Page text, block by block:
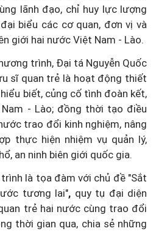
lãnh đạo, chỉ huy lực lượng
biểu các cơ quan, đơn vị và
giới hai nước Việt Nam - Lào.
trình, Đại tá Nguyễn Quốc
sĩ quan trẻ là hoạt động thiết
biết, củng cố tình đoàn kết,
- Lào; đồng thời tạo điều
trao đổi kinh nghiệm, nâng
thực hiện nhiệm vụ quản lý,
an ninh biên giới quốc gia.
là tọa đàm với chủ đề "Sắt
tương lai", quy tụ đại diện
trẻ hai nước cùng trao đổi
thời gian qua, chia sẻ những